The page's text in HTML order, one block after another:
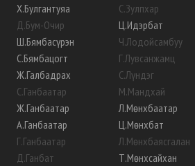
Х.Булгантуяа
Д.Бум-Очир
Ш.Бямбасүрэн
С.Бямбацогт
Ж.Галбадрах
С.Ганбаатар
Ж.Ганбаатар
А.Ганбаатар
Г.Ганбаатар
Д.Ганбат
С.Зулпхар
Ц.Идэрбат
Ч.Лодойсамбуу
Г.Лувсанжамц
С.Лүндэг
М.Мандхай
Л.Мөнхбаатар
Ц.Мөнхбат
Л.Мөнхбаясгалан
Т.Мөнхсайхан